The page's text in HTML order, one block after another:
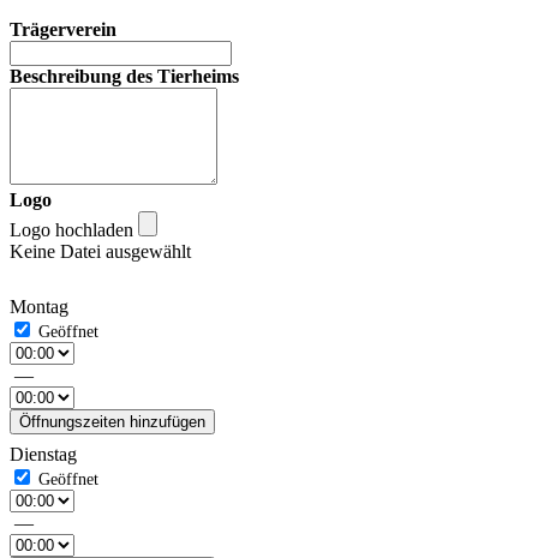
Trägerverein
Beschreibung des Tierheims
Logo
Logo hochladen
Keine Datei ausgewählt
Montag
—
Öffnungszeiten hinzufügen
Dienstag
—